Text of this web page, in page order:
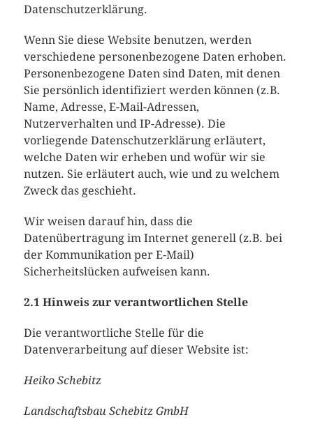
Datenschutzerklärung.
Wenn Sie diese Website benutzen, werden
verschiedene personenbezogene Daten erhoben.
Personenbezogene Daten sind Daten, mit denen
Sie persönlich identifiziert werden können (z.B.
Name, Adresse, E-Mail-Adressen,
Nutzerverhalten und IP-Adresse). Die
vorliegende Datenschutzerklärung erläutert,
welche Daten wir erheben und wofür wir sie
nutzen. Sie erläutert auch, wie und zu welchem
Zweck das geschieht.
Wir weisen darauf hin, dass die
Datenübertragung im Internet generell (z.B. bei
der Kommunikation per E-Mail)
Sicherheitslücken aufweisen kann.
2.1 Hinweis zur verantwortlichen Stelle
Die verantwortliche Stelle für die
Datenverarbeitung auf dieser Website ist:
Heiko Schebitz
Landschaftsbau Schebitz GmbH